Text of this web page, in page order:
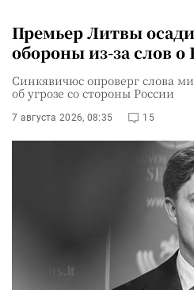
Премьер Литвы
обороны из-за слов о
Синкявичюс опроверг слова
об угрозе со стороны России
7 августа 2026, 08:35 15